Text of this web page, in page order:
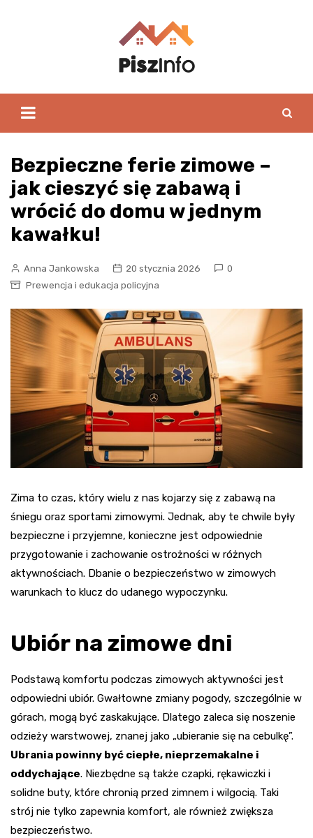
Bezpieczne ferie zimowe –
jak cieszyć się zabawą i
wrócić do domu w jednym
kawałku!
Anna Jankowska 20 stycznia 2026
0
Prewencja i edukacja policyjna
Zima to czas, który wielu z nas kojarzy się z zabawą na
śniegu oraz sportami zimowymi. Jednak, aby te chwile były
bezpieczne i przyjemne, konieczne jest odpowiednie
przygotowanie i zachowanie ostrożności w różnych
aktywnościach. Dbanie o bezpieczeństwo w zimowych
warunkach to klucz do udanego wypoczynku.
Ubiór na zimowe dni
Podstawą komfortu podczas zimowych aktywności jest
odpowiedni ubiór. Gwałtowne zmiany pogody, szczególnie w
górach, mogą być zaskakujące. Dlatego zaleca się noszenie
odzieży warstwowej, znanej jako „ubieranie się na cebulkę”.
Ubrania powinny być ciepłe, nieprzemakalne i
oddychające. Niezbędne są także czapki, rękawiczki i
solidne buty, które chronią przed zimnem i wilgocią. Taki
strój nie tylko zapewnia komfort, ale również zwiększa
bezpieczeństwo.